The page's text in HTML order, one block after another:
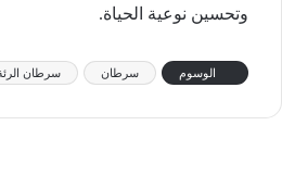
وتحسين نوعية الحياة.
الوسوم سرطان سرطان